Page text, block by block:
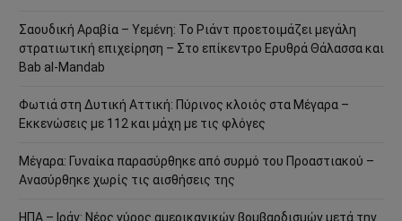
Σαουδική Αραβία – Υεμένη: Το Ριάντ προετοιμάζει μεγάλη
στρατιωτική επιχείρηση – Στο επίκεντρο Ερυθρά Θάλασσα και
Bab al-Mandab
Φωτιά στη Δυτική Αττική: Πύρινος κλοιός στα Μέγαρα –
Εκκενώσεις με 112 και μάχη με τις φλόγες
Μέγαρα: Γυναίκα παρασύρθηκε από συρμό του Προαστιακού –
Ανασύρθηκε χωρίς τις αισθήσεις της
ΗΠΑ – Ιράν: Νέος γύρος αμερικανικών βομβαρδισμών μετά την